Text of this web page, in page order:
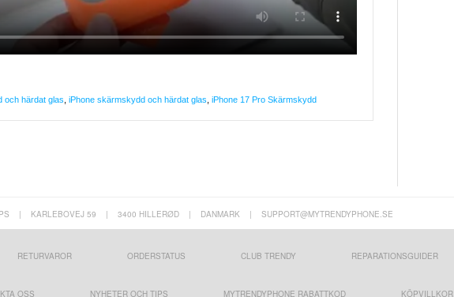
och härdat glas iPhone skärmskydd och härdat glas iPhone 17 Pro Skärmskydd
| KARLEBOVEJ 59 | 3400 HILLERØD | DANMARK | SUPPORT@MYTRENDYPHONE.SE
RETURVAROR ORDERSTATUS CLUB TRENDY REPARATIONSGUIDER
OSS NYHETER OCH TIPS MYTRENDYPHONE RABATTKOD KÖPVILLKOR